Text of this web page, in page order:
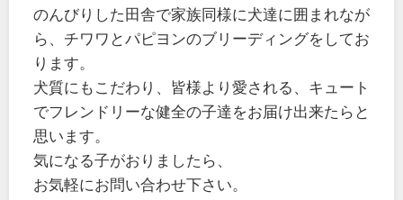
のんびりした田舎で家族同様に犬達に囲まれなが
ら、チワワとパピヨンのブリーディングをしてお
ります。
犬質にもこだわり、皆様より愛される、キュート
でフレンドリーな健全の子達をお届け出来たらと
思います。
気になる子がおりましたら、
お気軽にお問い合わせ下さい。